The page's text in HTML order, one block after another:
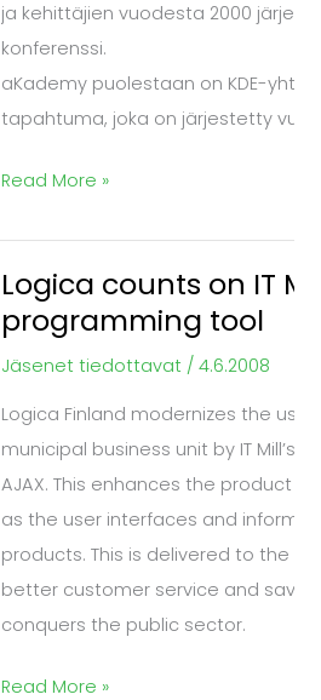
ja kehittäjien vuodesta 2000
konferenssi.
aKademy puolestaan on KDE-
tapahtuma, joka on järjestetty
Read More »
Logica counts on IT
programming tool
Jäsenet tiedottavat / 4.6.2008
Logica Finland modernizes the
municipal business unit by IT Mill’s
AJAX. This enhances the product
as the user interfaces and
products. This is delivered to the
better customer service and
conquers the public sector.
Logica
counts
Mill’s
RIA
programming
tool
Read More »